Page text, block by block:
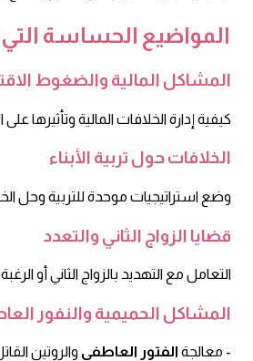
المواضيع الحساسة
المشاكل المالية والضغوط
الخلافات حول تربية الأبناء
قضايا الزواج الثاني والتعدد
المشاكل الحميمية والنفور
معالجة الفتور العاطفي
والروتين القاتل -